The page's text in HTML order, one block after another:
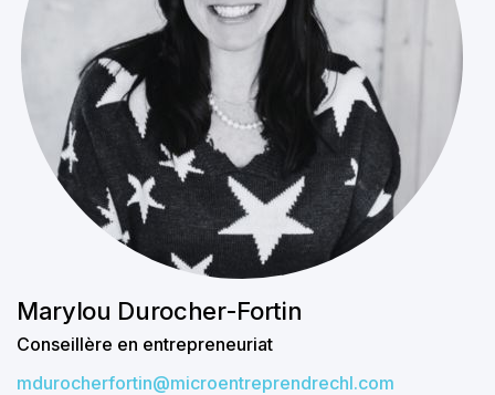
Marylou Durocher-Fortin
Conseillère en entrepreneuriat
mdurocherfortin@microentreprendrechl.com